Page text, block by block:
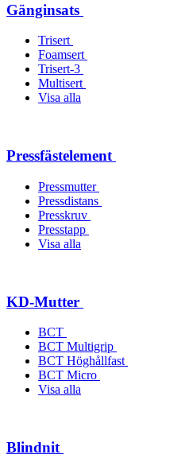
Gänginsats
Trisert
Foamsert
Trisert-3
Multisert
Visa alla
Pressfästelement
Pressmutter
Pressdistans
Presskruv
Presstapp
Visa alla
KD-Mutter
BCT
BCT Multigrip
BCT Höghållfast
BCT Micro
Visa alla
Blindnit